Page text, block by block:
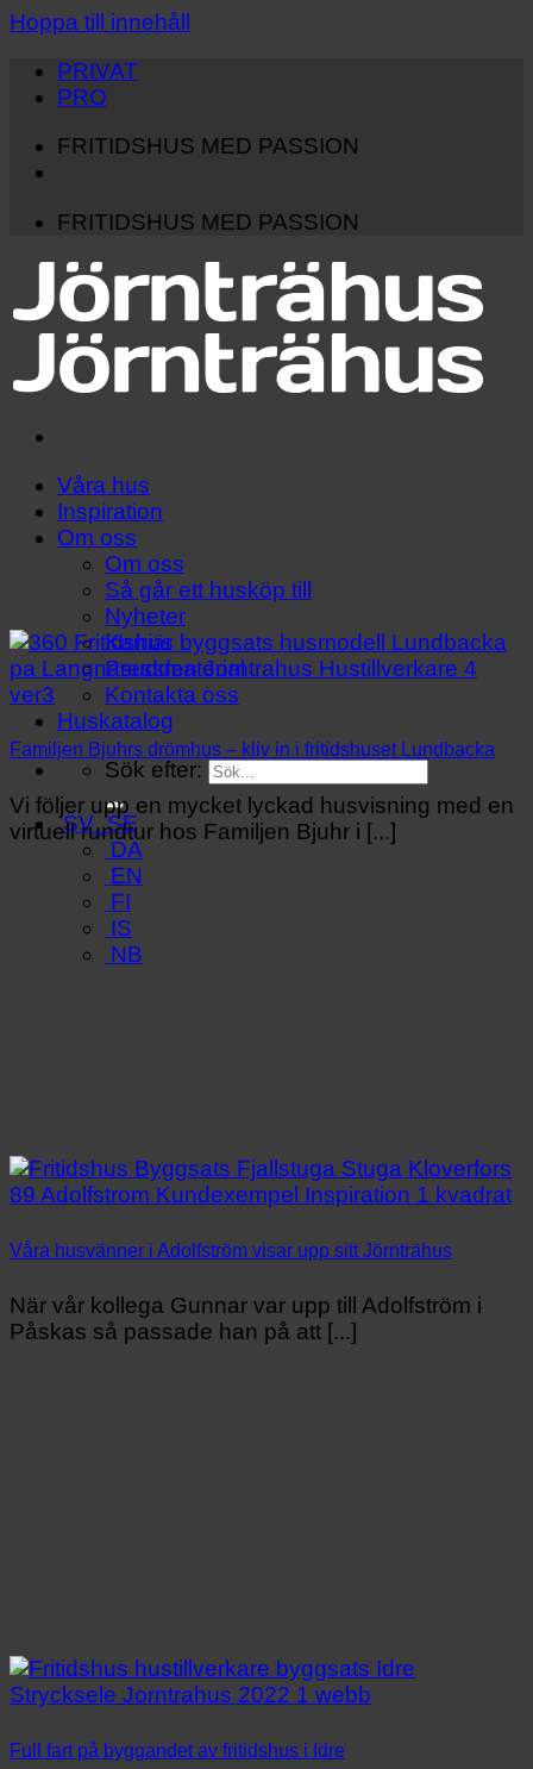
Hoppa till innehåll
PRIVAT
PRO
FRITIDSHUS MED PASSION
FRITIDSHUS MED PASSION
Våra hus
Inspiration
Om oss
Om oss
Så går ett husköp till
Nyheter
Karriär
Pressmaterial
Kontakta oss
Huskatalog
Sök efter:
SV_SE
DA
EN
FI
IS
NB
Familjen Bjuhrs drömhus – kliv in i fritidshuset Lundbacka
Vi följer upp en mycket lyckad husvisning med en
virtuell rundtur hos Familjen Bjuhr i [...]
Våra husvänner i Adolfström visar upp sitt Jörnträhus
När vår kollega Gunnar var upp till Adolfström i
Påskas så passade han på att [...]
Full fart på byggandet av fritidshus i Idre